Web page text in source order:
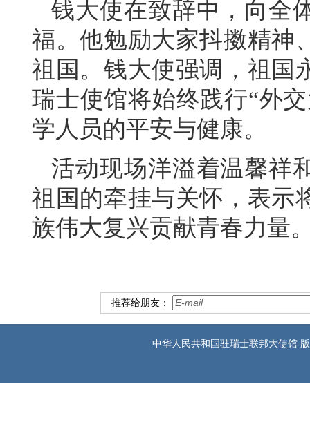
钱大使在致辞中，向全
福。他勉励大家抖擞精神
祖国。钱大使强调，祖国
瑞士使馆将始终践行“外
学人员的平安与健康。
活动现场洋溢着温馨祥
祖国的牵挂与关怀，表示
族伟大复兴贡献青春力量
推荐给朋友：
中华人民共和国驻瑞士联邦大使馆